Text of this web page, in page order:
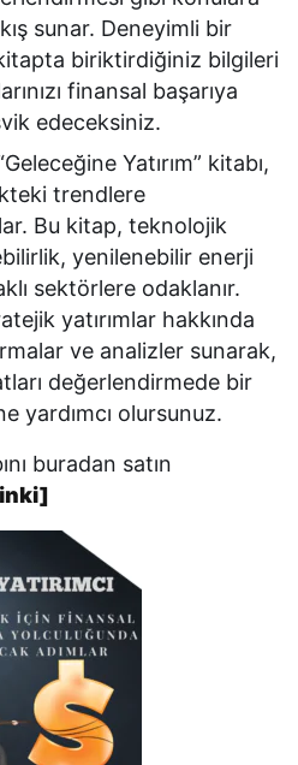
sunar. Deneyimli bir
kitapta biriktirdiğiniz bilgileri
finansal başarıya
edeceksiniz.
Yatırım” kitabı,
trendlere
Bu kitap, teknolojik
yenilenebilir enerji
sektörlere odaklanır.
yatırımlar hakkında
ve analizler sunarak,
değerlendirmede bir
yardımcı olursunuz.
buradan satın